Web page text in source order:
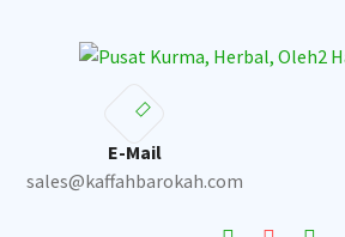
E-Mail
sales@kaffahbarokah.com